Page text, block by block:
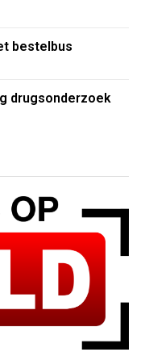
bestelbus
drugsonderzoek